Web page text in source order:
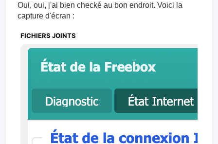
Oui, oui, j'ai bien checké au bon endroit. Voici la
capture d'écran :
FICHIERS JOINTS